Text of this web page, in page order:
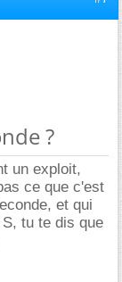
?
un exploit,
ce que c'est
et qui
tu te dis que